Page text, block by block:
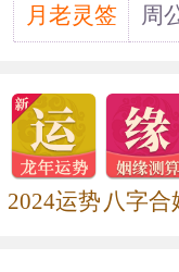
环境很好
在环境
视野开阔，
通风能力。
月老灵签
周
2024运势 八字合